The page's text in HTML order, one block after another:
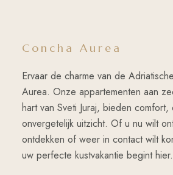
Concha Aurea
Ervaar de charme van de
Aurea. Onze appartementen aan
hart van Sveti Juraj, bieden
onvergetelijk uitzicht. Of u nu wilt
ontdekken of weer in contact wilt
uw perfecte kustvakantie begint hier.